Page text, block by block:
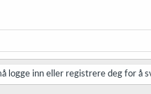
logge inn eller registrere deg for å